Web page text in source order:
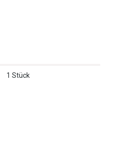
1 Stück